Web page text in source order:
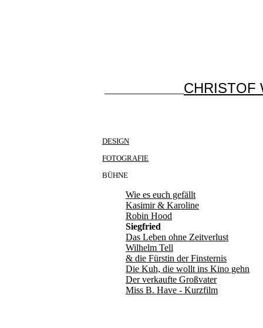
CHRISTOF
DESIGN
FOTOGRAFIE
BÜHNE
Wie es euch gefällt
Kasimir & Karoline
Robin Hood
Siegfried
Das Leben ohne Zeitverlust
Wilhelm Tell
Die Kuh, die wollt ins Kino gehn
Der verkaufte Großvater
Miss B. Have - Kurzfilm